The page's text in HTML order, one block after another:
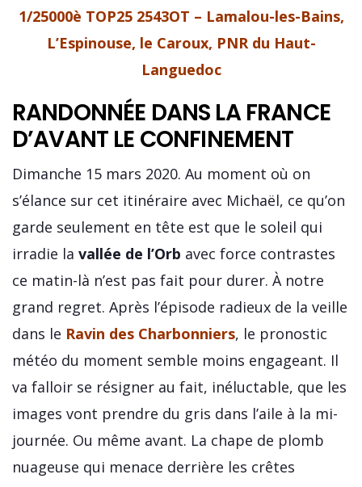
1/25000è TOP25 2543OT – Lamalou-les-Bains,
L’Espinouse, le Caroux, PNR du Haut-
Languedoc
RANDONNÉE DANS LA FRANCE
D’AVANT LE CONFINEMENT
Dimanche 15 mars 2020. Au moment où on
s’élance sur cet itinéraire avec Michaël, ce qu’on
garde seulement en tête est que le soleil qui
irradie la vallée de l’Orb avec force contrastes
ce matin-là n’est pas fait pour durer. À notre
grand regret. Après l’épisode radieux de la veille
dans le Ravin des Charbonniers, le pronostic
météo du moment semble moins engageant. Il
va falloir se résigner au fait, inéluctable, que les
images vont prendre du gris dans l’aile à la mi-
journée. Ou même avant. La chape de plomb
nuageuse qui menace derrière les crêtes